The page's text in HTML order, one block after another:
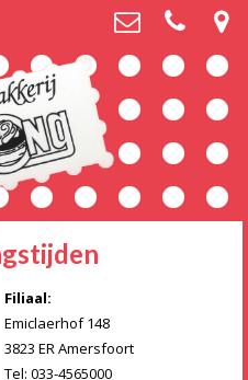
>
>
>
>
>
>
>
De Jong
53, 3818 EA Amersfoort
4616730
Filiaal:
Emiclaerhof 148
3823 ER Amersfoort
Tel: 033-4565000